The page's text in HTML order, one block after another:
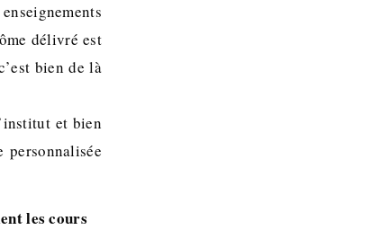
délivré est
bien de là
et bien
les cours